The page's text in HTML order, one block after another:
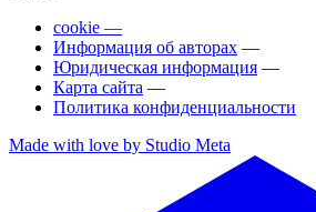
cookie —
Информация об авторах —
Юридическая информация —
Карта сайта —
Политика конфиденциальности
Made with love by Studio Meta